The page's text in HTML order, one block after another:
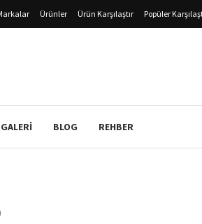
Ürünler Ürün Karşılaştır Popüler
BLOG REHBER